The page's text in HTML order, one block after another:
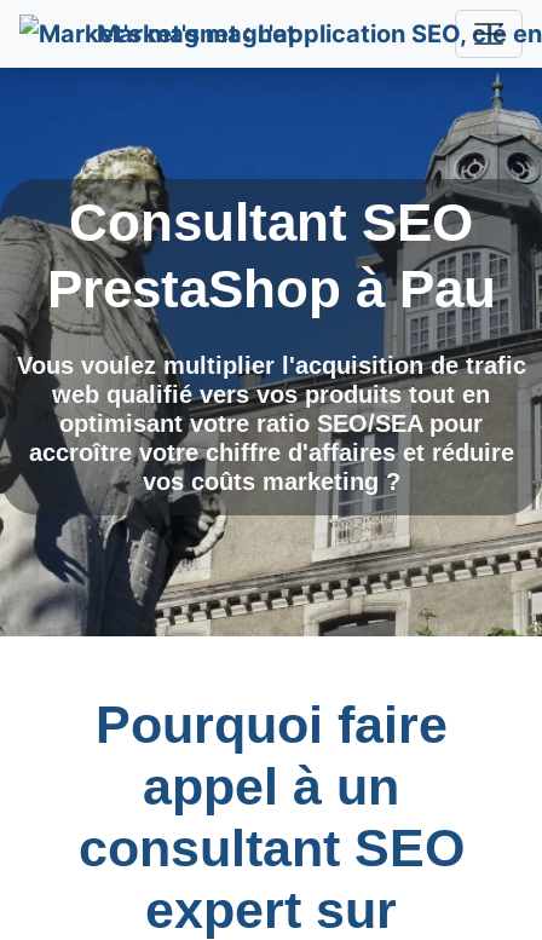
Market's magnet
Consultant SEO
PrestaShop àPau
Vous voulez multiplier l'acquisition de trafic
web qualifié vers vos produits tout en
optimisant votre ratio SEO/SEA pour
accroître votre chiffre d'affaires et réduire
vos coûts marketing ?
Pourquoi faire
appel à un
consultant SEO
expert sur